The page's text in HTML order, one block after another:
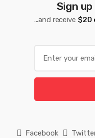
Sign
...and receive $20
a
l
Facebook